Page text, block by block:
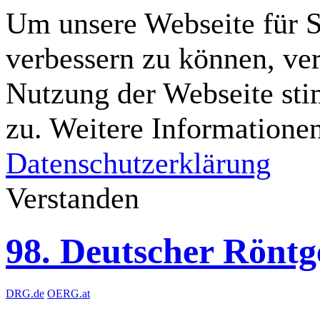
Um unsere Webseite für
verbessern zu können,
Nutzung der Webseite
zu. Weitere
Datenschutzerklärung
Verstanden
98. Deutscher
DRG.de OERG.at